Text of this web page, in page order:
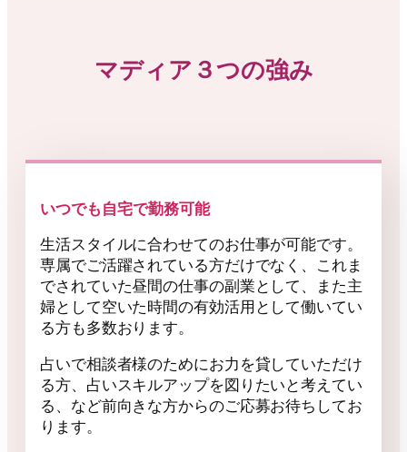
マディア３つの強み
いつでも自宅で勤務可能
生活スタイルに合わせてのお仕事が可能です。
専属でご活躍されている方だけでなく、これま
でされていた昼間の仕事の副業として、また主
婦として空いた時間の有効活用として働いてい
る方も多数おります。
占いで相談者様のためにお力を貸していただけ
る方、占いスキルアップを図りたいと考えてい
る、など前向きな方からのご応募お待ちしてお
ります。